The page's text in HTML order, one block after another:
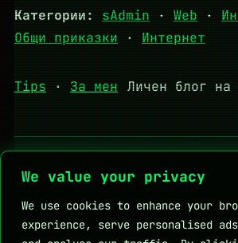
We value your privacy
We use cookies to enhance your
experience, serve personalised
Категории: sAdmin · Web ·
Общи приказки · Интернет
Tips · За мен Личен блог на
Полезни връзки: DHStudio